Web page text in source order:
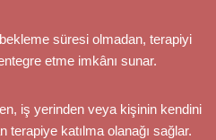
süresi olmadan, terapiyi
etme imkânı sunar.
iş yerinden veya kişinin kendini
terapiye katılma olanağı sağlar.